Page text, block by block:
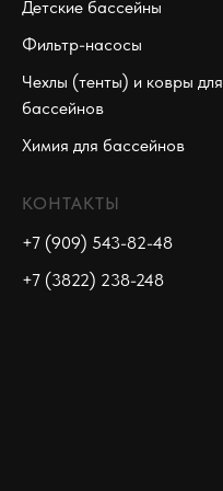
Детские бассейны
Фильтр-насосы
Чехлы (тенты) и ковры для
бассейнов
Химия для бассейнов
КОНТАКТЫ
+7 (909) 543-82-48
+7 (3822) 238-248